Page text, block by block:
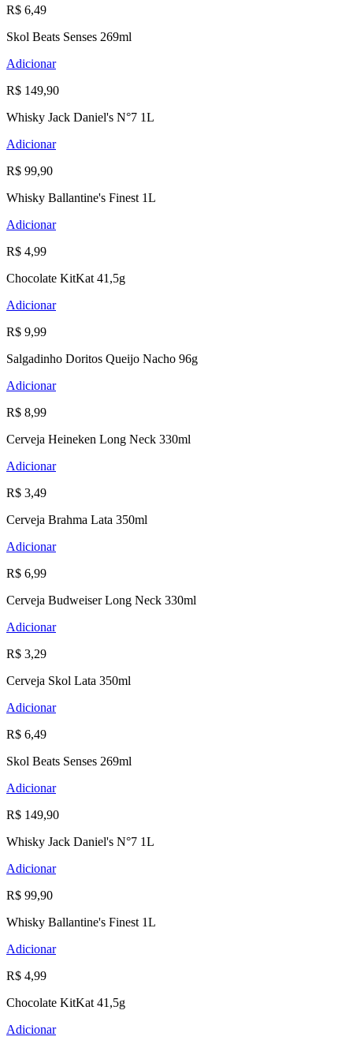
R$ 6,49
Skol Beats Senses 269ml
Adicionar
R$ 149,90
Whisky Jack Daniel's N°7 1L
Adicionar
R$ 99,90
Whisky Ballantine's Finest 1L
Adicionar
R$ 4,99
Chocolate KitKat 41,5g
Adicionar
R$ 9,99
Salgadinho Doritos Queijo Nacho 96g
Adicionar
R$ 8,99
Cerveja Heineken Long Neck 330ml
Adicionar
R$ 3,49
Cerveja Brahma Lata 350ml
Adicionar
R$ 6,99
Cerveja Budweiser Long Neck 330ml
Adicionar
R$ 3,29
Cerveja Skol Lata 350ml
Adicionar
R$ 6,49
Skol Beats Senses 269ml
Adicionar
R$ 149,90
Whisky Jack Daniel's N°7 1L
Adicionar
R$ 99,90
Whisky Ballantine's Finest 1L
Adicionar
R$ 4,99
Chocolate KitKat 41,5g
Adicionar